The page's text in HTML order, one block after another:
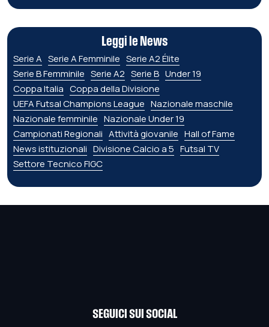
Leggi le News
Serie A Serie A Femminile Serie A2 Élite
Serie B Femminile Serie A2 Serie B Under 19
Coppa Italia Coppa della Divisione
UEFA Futsal Champions League Nazionale maschile
Nazionale femminile Nazionale Under 19
Campionati Regionali Attività giovanile Hall of Fame
News istituzionali Divisione Calcio a 5 Futsal TV
Settore Tecnico FIGC
SEGUICI SUI SOCIAL